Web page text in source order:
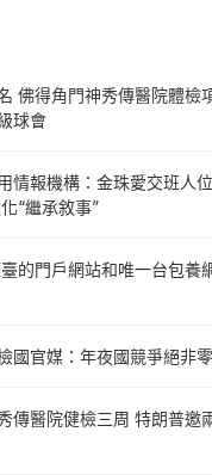
佛得角門神秀傳醫院體檢
球會
情報機構：金珠愛交班人
“繼承敘事”
的門戶網站和唯一台包養
國官媒：年夜國競爭絕非
傳醫院健檢三周 特朗普邀